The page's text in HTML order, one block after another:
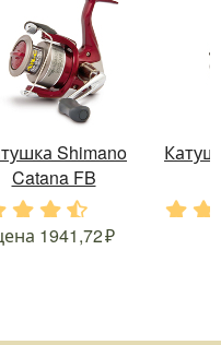
Shimano
Catana FB
. . .
1941,72